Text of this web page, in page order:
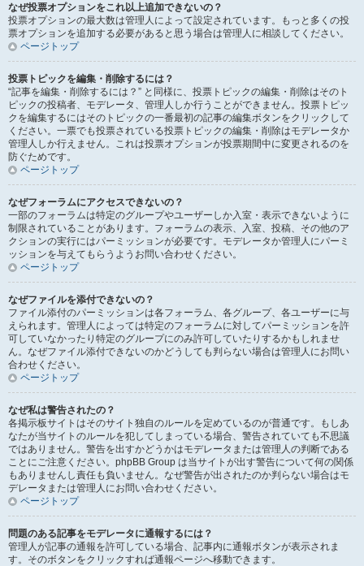
なぜ投票オプションをこれ以上追加できないの？
投票オプションの最大数は管理人によって設定されています。もっと多くの投
票オプションを追加する必要があると思う場合は管理人に相談してください。
ページトップ
投票トピックを編集・削除するには？
“記事を編集・削除するには？” と同様に、投票トピックの編集・削除はそのト
ピックの投稿者、モデレータ、管理人しか行うことができません。投票トピッ
クを編集するにはそのトピックの一番最初の記事の編集ボタンをクリックして
ください。一票でも投票されている投票トピックの編集・削除はモデレータか
管理人しか行えません。これは投票オプションが投票期間中に変更されるのを
防ぐためです。
ページトップ
なぜフォーラムにアクセスできないの？
一部のフォーラムは特定のグループやユーザーしか入室・表示できないように
制限されていることがあります。フォーラムの表示、入室、投稿、その他のア
クションの実行にはパーミッションが必要です。モデレータか管理人にパーミ
ッションを与えてもらうようお問い合わせください。
ページトップ
なぜファイルを添付できないの？
ファイル添付のパーミッションは各フォーラム、各グループ、各ユーザーに与
えられます。管理人によっては特定のフォーラムに対してパーミッションを許
可していなかったり特定のグループにのみ許可していたりするかもしれませ
ん。なぜファイル添付できないのかどうしても判らない場合は管理人にお問い
合わせください。
ページトップ
なぜ私は警告されたの？
各掲示板サイトはそのサイト独自のルールを定めているのが普通です。もしあ
なたが当サイトのルールを犯してしまっている場合、警告されていても不思議
ではありません。警告を出すかどうかはモデレータまたは管理人の判断である
ことにご注意ください。phpBB Group は当サイトが出す警告について何の関係
もありませんし責任も負いません。なぜ警告が出されたのか判らない場合はモ
デレータまたは管理人にお問い合わせください。
ページトップ
問題のある記事をモデレータに通報するには？
管理人が記事の通報を許可している場合、記事内に通報ボタンが表示されま
す。そのボタンをクリックすれば通報ページへ移動できます。